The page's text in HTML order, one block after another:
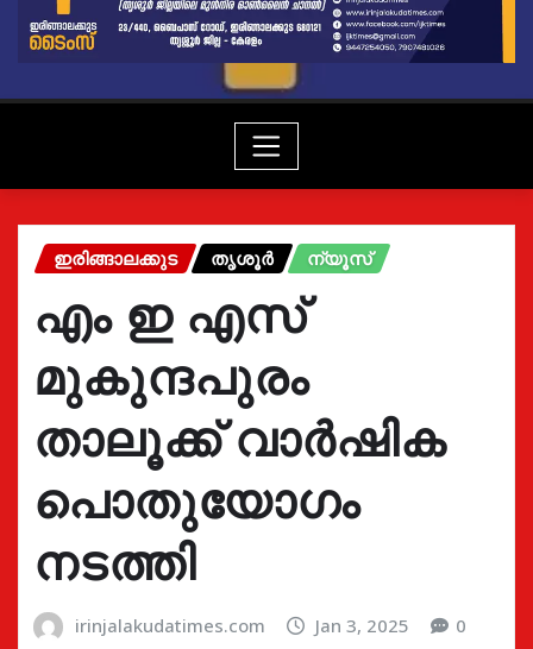
ഇരിങ്ങാലക്കുട തൃശൂർ ന്യൂസ്
എം ഇ എസ്
മുകുന്ദപുരം
താലൂക്ക് വാർഷിക
പൊതുയോഗം
നടത്തി
irinjalakudatimes.com Jan 3, 2025 0